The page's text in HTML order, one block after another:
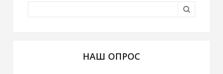
НАШ ОПРОС